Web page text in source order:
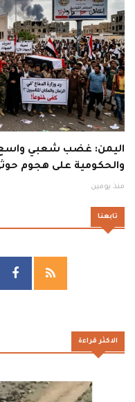
اليمن: غضب شعبي واسع
والحكومية على هجوم
منذ يومين
تابعنا
الاكثر قراءة